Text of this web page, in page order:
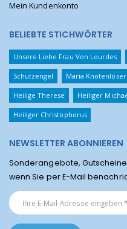
Mein Kundenkonto
BELIEBTE STICHWÖRTER
Unsere Liebe Frau Von Lourdes
Schutzengel Maria
Heilige Therese Heiliger
Heiliger Christophorus
NEWSLETTER ABONNIEREN
Sonderangebote,
wenn Sie per E-Mail